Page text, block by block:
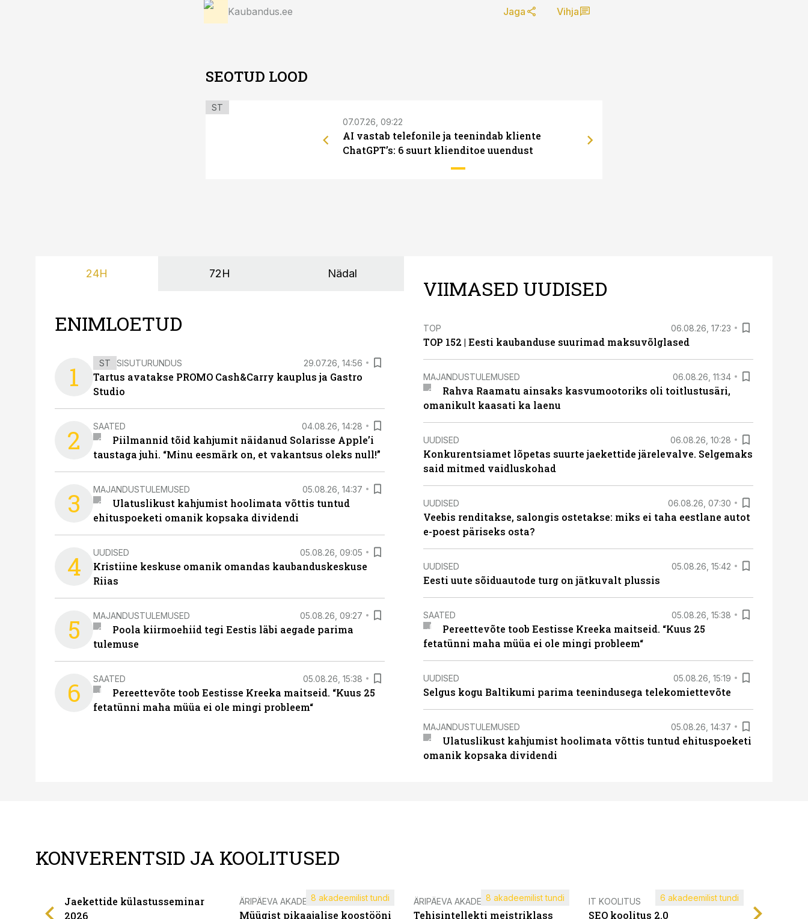
Kaubandus.ee Jaga Vihja
SEOTUD LOOD
ST
07.07.26, 09:22
AI vastab telefonile ja teenindab kliente
ChatGPT’s: 6 suurt klienditoe uuendust
24H 72H Nädal
ENIMLOETUD
1 ST SISUTURUNDUS 29.07.26, 14:56
Tartus avatakse PROMO Cash&Carry kauplus ja Gastro
Studio
2 SAATED 04.08.26, 14:28
Piilmannid tõid kahjumit näidanud Solarisse Apple’i
taustaga juhi. “Minu eesmärk on, et vakantsus oleks null!”
3 MAJANDUSTULEMUSED 05.08.26, 14:37
Ulatuslikust kahjumist hoolimata võttis tuntud
ehituspoeketi omanik kopsaka dividendi
4 UUDISED 05.08.26, 09:05
Kristiine keskuse omanik omandas kaubanduskeskuse
Riias
5 MAJANDUSTULEMUSED 05.08.26, 09:27
Poola kiirmoehiid tegi Eestis läbi aegade parima
tulemuse
6 SAATED 05.08.26, 15:38
Pereettevõte toob Eestisse Kreeka maitseid. “Kuus 25
fetatünni maha müüa ei ole mingi probleem“
VIIMASED UUDISED
TOP 06.08.26, 17:23
TOP 152 | Eesti kaubanduse suurimad maksuvõlglased
MAJANDUSTULEMUSED 06.08.26, 11:34
Rahva Raamatu ainsaks kasvumootoriks oli toitlustusäri,
omanikult kaasati ka laenu
UUDISED 06.08.26, 10:28
Konkurentsiamet lõpetas suurte jaekettide järelevalve. Selgemaks
said mitmed vaidluskohad
UUDISED 06.08.26, 07:30
Veebis renditakse, salongis ostetakse: miks ei taha eestlane autot
e-poest päriseks osta?
UUDISED 05.08.26, 15:42
Eesti uute sõiduautode turg on jätkuvalt plussis
SAATED 05.08.26, 15:38
Pereettevõte toob Eestisse Kreeka maitseid. “Kuus 25
fetatünni maha müüa ei ole mingi probleem“
UUDISED 05.08.26, 15:19
Selgus kogu Baltikumi parima teenindusega telekomiettevõte
MAJANDUSTULEMUSED 05.08.26, 14:37
Ulatuslikust kahjumist hoolimata võttis tuntud ehituspoeketi
omanik kopsaka dividendi
KONVERENTSID JA KOOLITUSED
Jaekettide külastusseminar
2026
ÄRIPÄEVA AKADEEMIA
Müügist pikaajalise koostööni
8 akadeemilist tundi ÄRIPÄEVA AKADEEMIA
Tehisintellekti meistriklass
8 akadeemilist tundi IT KOOLITUS
SEO koolitus 2.0
6 akadeemilist tundi